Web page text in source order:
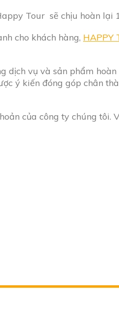
Tour sẽ chịu hoàn lại
cho khách hàng, HAPPY
vụ và sản phẩm
ý kiến đóng góp chân
của công ty chúng tôi.